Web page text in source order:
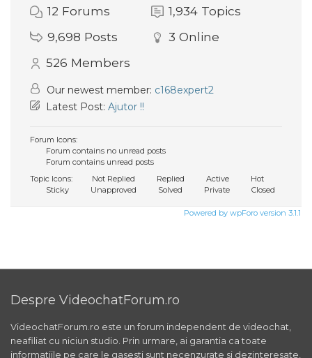
12 Forums 1,934 Topics
9,698 Posts 3 Online
526 Members
Our newest member: c168expert2
Latest Post: Ajutor !!
Forum Icons:
Forum contains no unread posts
Forum contains unread posts
Topic Icons:
Not Replied Replied Active
Hot
Sticky
Unapproved Solved Private Closed
Powered by wpForo version 3.1.1
Despre VideochatForum.ro
VideochatForum.ro este un forum independent de videochat,
neafiliat cu niciun studio. Prin urmare, ai garantia ca toate
informatiile pe care le gasesti sunt necenzurate si dezinteresate,